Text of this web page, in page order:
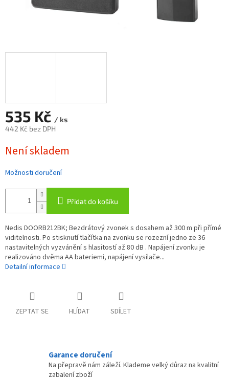
535 Kč / ks
442 Kč bez DPH
cena:
Není skladem
Možnosti doručení
Přidat do košíku
Nedis DOORB212BK; Bezdrátový zvonek s dosahem až 300 m při přímé
viditelnosti. Po stisknutí tlačítka na zvonku se rozezní jedno ze 36
nastavitelných vyzvánění s hlasitostí až 80 dB . Napájení zvonku je
realizováno dvěma AA bateriemi, napájení vysílače...
Detailní informace
ZEPTAT SE HLÍDAT SDÍLET
Garance doručení
Na přepravě nám záleží. Klademe velký důraz na kvalitní
zabalení zboží